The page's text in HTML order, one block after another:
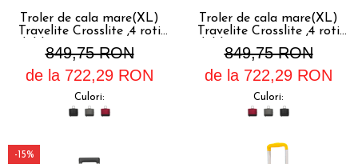
Troler de cala mare(XL)
Travelite Crosslite ,4 roti
,expandabil
849,75 RON
de la 722,29 RON
Culori:
Troler de cala mare(XL)
Travelite Crosslite ,4 roti
,expandabil
849,75 RON
de la 722,29 RON
Culori:
-15%